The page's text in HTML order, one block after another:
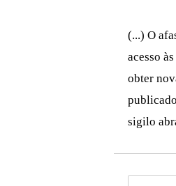
(...) O
acesso
obter
sigilo